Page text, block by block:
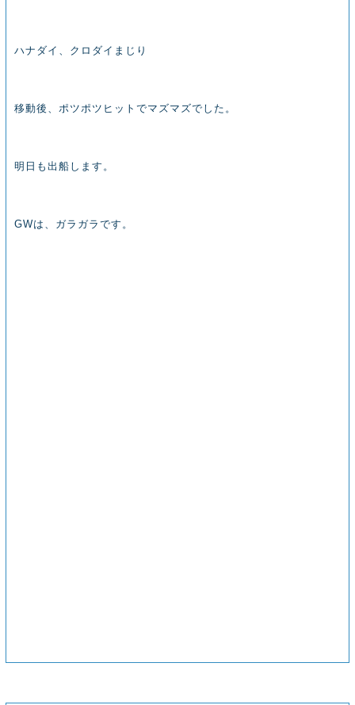
ハナダイ、クロダイまじり
移動後、ポツポツヒットでマズマズでした。
明日も出船します。
GWは、ガラガラです。